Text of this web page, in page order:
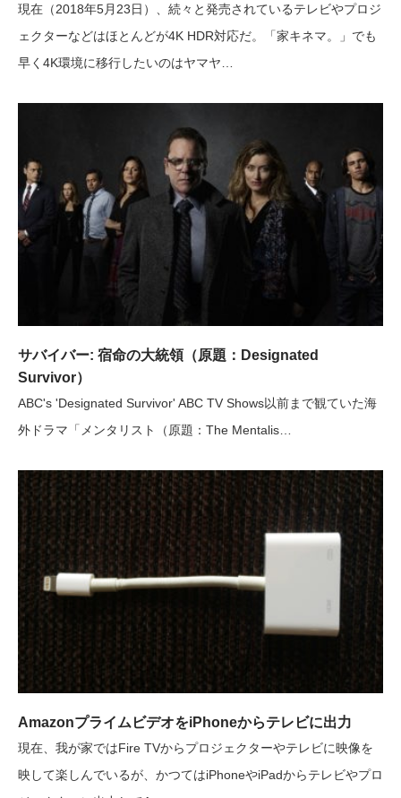
現在（2018年5月23日）、続々と発売されているテレビやプロジ
ェクターなどはほとんどが4K HDR対応だ。「家キネマ。」でも
早く4K環境に移行したいのはヤマヤ…
サバイバー: 宿命の大統領（原題：Designated
Survivor）
ABC's 'Designated Survivor' ABC TV Shows以前まで観ていた海
外ドラマ「メンタリスト（原題：The Mentalis…
AmazonプライムビデオをiPhoneからテレビに出力
現在、我が家ではFire TVからプロジェクターやテレビに映像を
映して楽しんでいるが、かつてはiPhoneやiPadからテレビやプロ